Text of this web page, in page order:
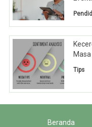
Tips
Beranda